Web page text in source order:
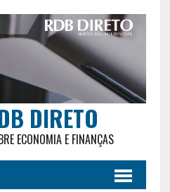
DIRETO
ECONOMIA E FINANÇAS